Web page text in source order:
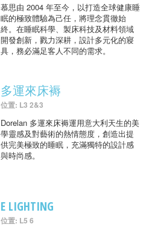
慕思由 2004 年至今，以打造全球健康睡
眠的極致體驗為己任，將理念貫徹始
終。在睡眠科學、製床科技及材料領域
開發創新，戮力深耕，設計多元化的寢
具，務必滿足客人不同的需求。
多運來床褥
位置: L3 2&3
Dorelan 多運來床褥運用意大利天生的美
學靈感及對藝術的熱情態度，創造出提
供完美極致的睡眠，充滿獨特的設計感
與時尚感。
E LIGHTING
位置: L5 6